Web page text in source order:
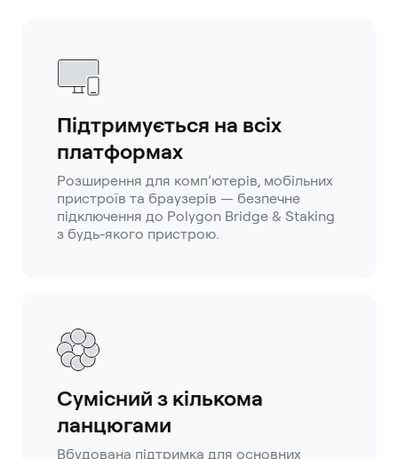
Підтримується на всіх
платформах
Розширення для комп’ютерів, мобільних
пристроїв та браузерів — безпечне
підключення до Polygon Bridge & Staking
з будь-якого пристрою.
Сумісний з кількома
ланцюгами
Вбудована підтримка для основних